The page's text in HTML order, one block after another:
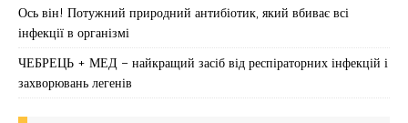
Ось він! Потужний природний антибіотик, який вбиває всі
інфекції в організмі
ЧЕБРЕЦЬ + МЕД – найкращий засіб від респіраторних інфекцій і
захворювань легенів